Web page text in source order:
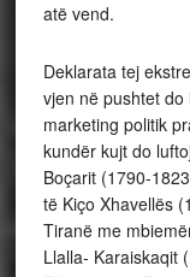
atë vend.
Deklarata tej
vjen në pushtet
marketing politik
kundër kujt do
Boçarit (1790-
të Kiço Xhavellës
Tiranë me
Llalla- Karaiskaqit